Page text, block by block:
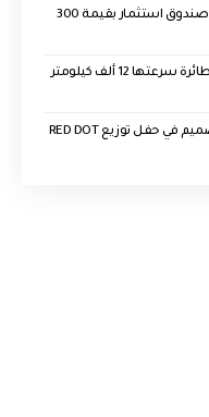
قاليباف: مذكرة التفاهم تنص على إنشاء صندوق استثمار بقيمة 300
CIA تنشر تقريرا سريا عن تحليق لأطباق طائرة سرعتها 12 ألف كيلومتر
إل جي إلكترونيكس تُكرّم لتميزها في التصميم في حفل توزيع RED DOT